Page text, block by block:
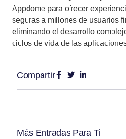
Appdome para ofrecer
seguras a millones de usuarios
eliminando el desarrollo
ciclos de vida de las
Compartir
Más Entradas Para Ti